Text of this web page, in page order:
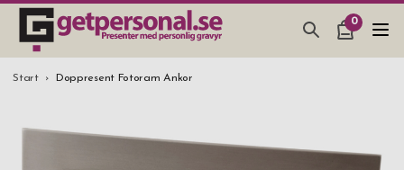
0
PRESENTER & PRYLAR
SMYCKEN & ACCESSOARER
Start Doppresent Fotoram Ankor